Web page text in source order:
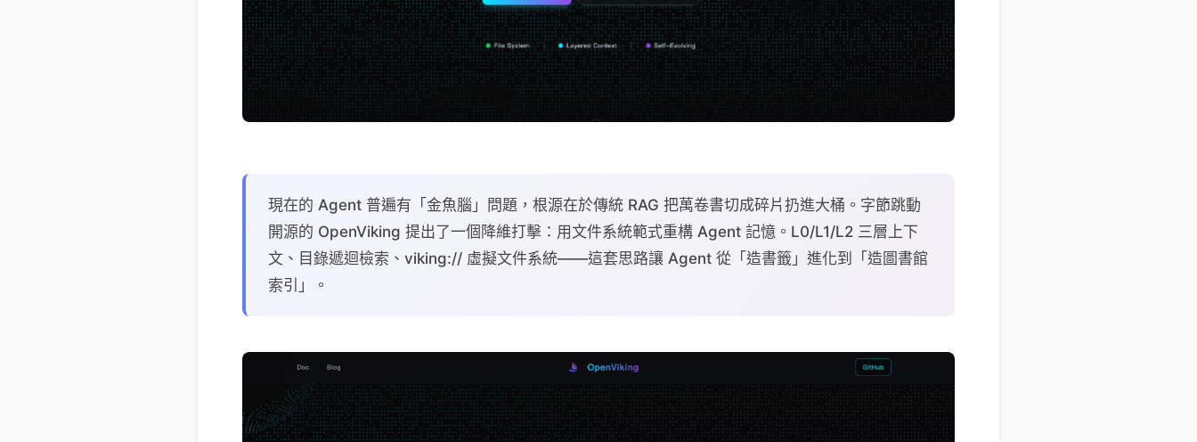
現在的 Agent 普遍有「金魚腦」問題，根源在於傳統 RAG 把萬卷書切成碎片扔進大桶。字節跳動
開源的 OpenViking 提出了一個降維打擊：用文件系統範式重構 Agent 記憶。L0/L1/L2 三層上下
文、目錄遞迴檢索、viking:// 虛擬文件系統——這套思路讓 Agent 從「造書籤」進化到「造圖書館
索引」。